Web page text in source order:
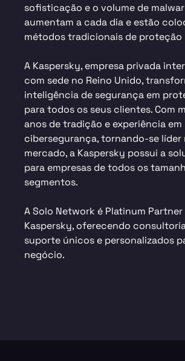
sofisticação e o volume de
aumentam a cada dia e estão
métodos tradicionais de proteção
A Kaspersky, empresa privada
com sede no Reino Unido,
inteligência de segurança em
para todos os seus clientes. Com
anos de tradição e experiência em
cibersegurança, tornando-se líder
mercado, a Kaspersky possui a
para empresas de todos os
segmentos.
A Solo Network é Platinum Partner
Kaspersky, oferecendo
suporte únicos e personalizados
negócio.